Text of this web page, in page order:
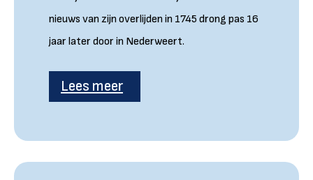
nieuws van zijn overlijden in 1745 drong pas 16
jaar later door in Nederweert.
Lees meer